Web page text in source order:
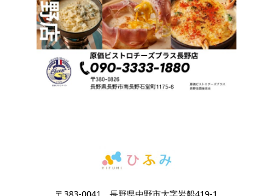
〒383-0041 長野県中野市大字岩船419-1